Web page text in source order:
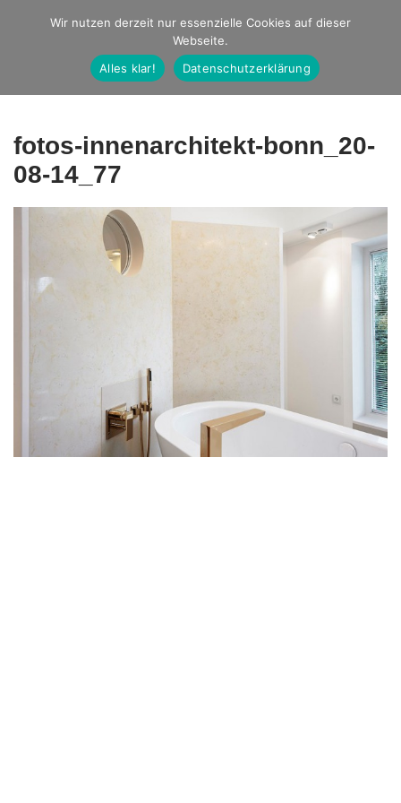
Studio Ernst
Fotografie
fotos-innenarchitekt-bonn_20-
08-14_77
Wir nutzen derzeit nur essenzielle Cookies auf dieser
Webseite.
Alles klar!
Datenschutzerklärung